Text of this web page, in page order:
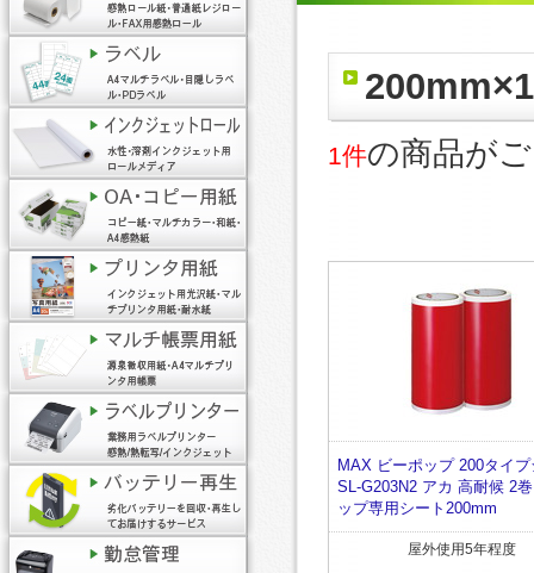
1件の商品が
MAX ビーポップ 200タイプ
SL-G203N2 アカ 高耐候 2
ップ専用シート200mm
屋外使用5年程度